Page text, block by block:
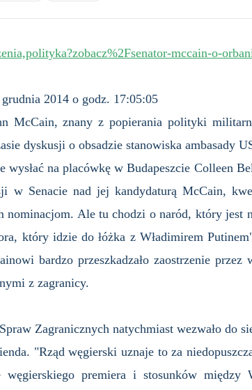
mccain-o-
2014 o godz. 17:05:05
McCain, znany z popierania polityki
dyskusji o obsadzie stanowiska ambasady
wysłać na placówkę w Budapeszcie Colleen
w Senacie nad jej kandydaturą McCain,
Ale tu chodzi o naród, który jest
który idzie do łóżka z Władimirem
bardzo przeszkadzało zaostrzenie
z zagranicy.
Zagranicznych natychmiast wezwało do
"Rząd węgierski uznaje to za
węgierskiego premiera i stosunków